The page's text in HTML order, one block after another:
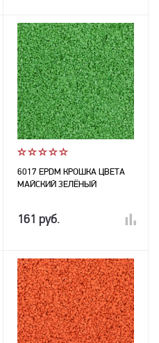
6017 EPDM КРОШКА ЦВЕТА
МАЙСКИЙ ЗЕЛЁНЫЙ
161 руб.